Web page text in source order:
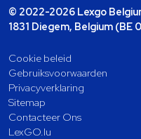
© 2022-2026 Lexgo
1831 Diegem, Belgium (BE
Cookie beleid
Gebruiksvoorwaarden
Privacyverklaring
Sitemap
Contacteer Ons
LexGO.lu